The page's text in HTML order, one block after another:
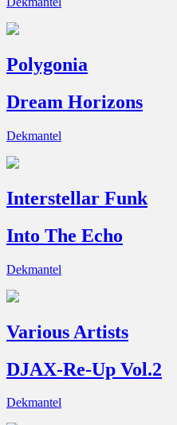
Polygonia
Dream Horizons
Dekmantel
Interstellar Funk
Into The Echo
Dekmantel
Various Artists
DJAX-Re-Up Vol.2
Dekmantel